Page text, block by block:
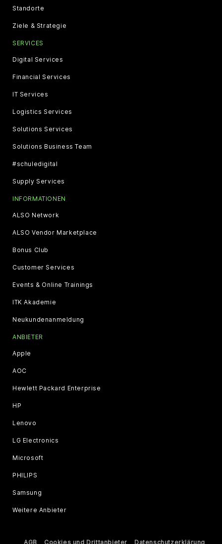
Standorte
Ziele & Strategie
SERVICES
Digital Services
Financial Services
IT Services
Logistics Services
Solutions Services
Solutions Business Team
#schuledigital
Supply Services
INFORMATIONEN
ALSO Network
ALSO Vendor Marketplace
Bonus Club
Customer Services
Events & Online Trainings
ITK Akademie
Neukundenanmeldung
ANBIETER
Apple
AOC
Hewlett Packard Enterprise
HP
Lenovo
LG Electronics
Microsoft
PHILIPS
Samsung
Weitere Anbieter
AGB Cookies und Drittanbieter Datenschutzerklärung